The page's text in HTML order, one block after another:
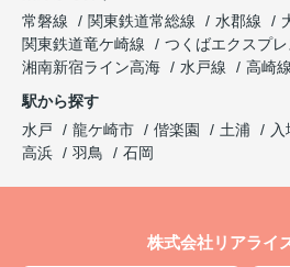
常磐線
関東鉄道常総線 水郡線
関東鉄道竜ケ崎線
つくばエクスプレ
湘南新宿ライン高海
水戸線 高崎線
駅から探す
水戸
龍ケ崎市 偕楽園 土浦
高浜
羽鳥 石岡
株式会社リアライ